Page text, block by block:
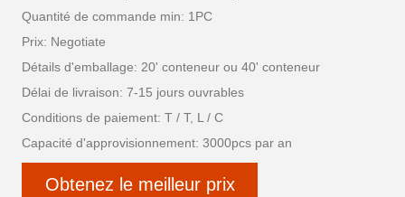
Quantité de commande min: 1PC
Prix: Negotiate
Détails d'emballage: 20' conteneur ou 40' conteneur
Délai de livraison: 7-15 jours ouvrables
Conditions de paiement: T / T, L / C
Capacité d'approvisionnement: 3000pcs par an
Obtenez le meilleur prix